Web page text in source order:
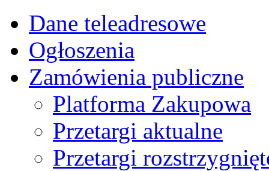
Dane teleadresowe
Ogłoszenia
Zamówienia publiczne
Platforma Zakupowa
Przetargi aktualne
Przetargi